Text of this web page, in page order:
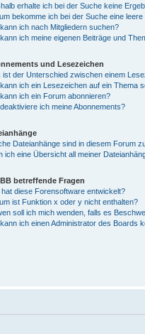
erhalte ich bei der Suche keine
bekomme ich bei der Suche eine leere
ich nach Mitgliedern suchen?
ich meine eigenen Beiträge und
und Lesezeichen
ist der Unterschied zwischen einem
ich ein Lesezeichen auf ein Thema
ich ein Forum abonnieren?
ich meine Abonnements?
Dateianhänge sind in diesem Forum
ich eine Übersicht all meiner
betreffende Fragen
hat diese Forensoftware entwickelt?
ist Funktion x oder y nicht enthalten?
soll ich mich wenden, falls es
ich einen Administrator des Boards